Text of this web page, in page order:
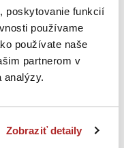
poskytovanie funkcií
používame
používate naše
partnerom v
analýzy.
Zobraziť detaily